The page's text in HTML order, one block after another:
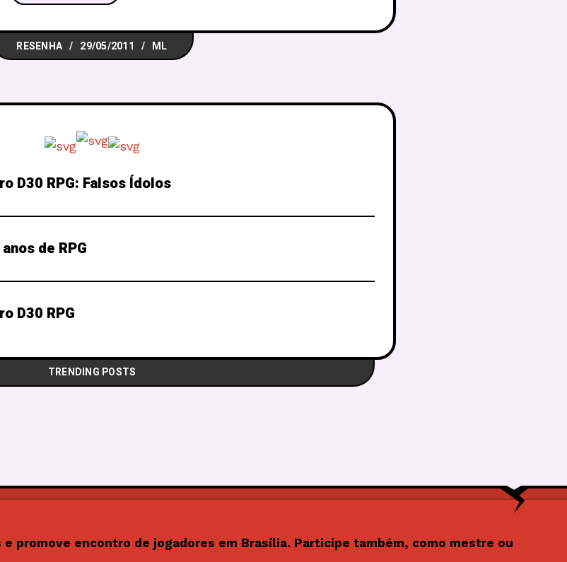
RESENHA 29/05/2011 ML
D30 RPG: Falsos Ídolos
de RPG
D30 RPG
TRENDING POSTS
promove encontro de jogadores em Brasília. Participe também, como mestre ou